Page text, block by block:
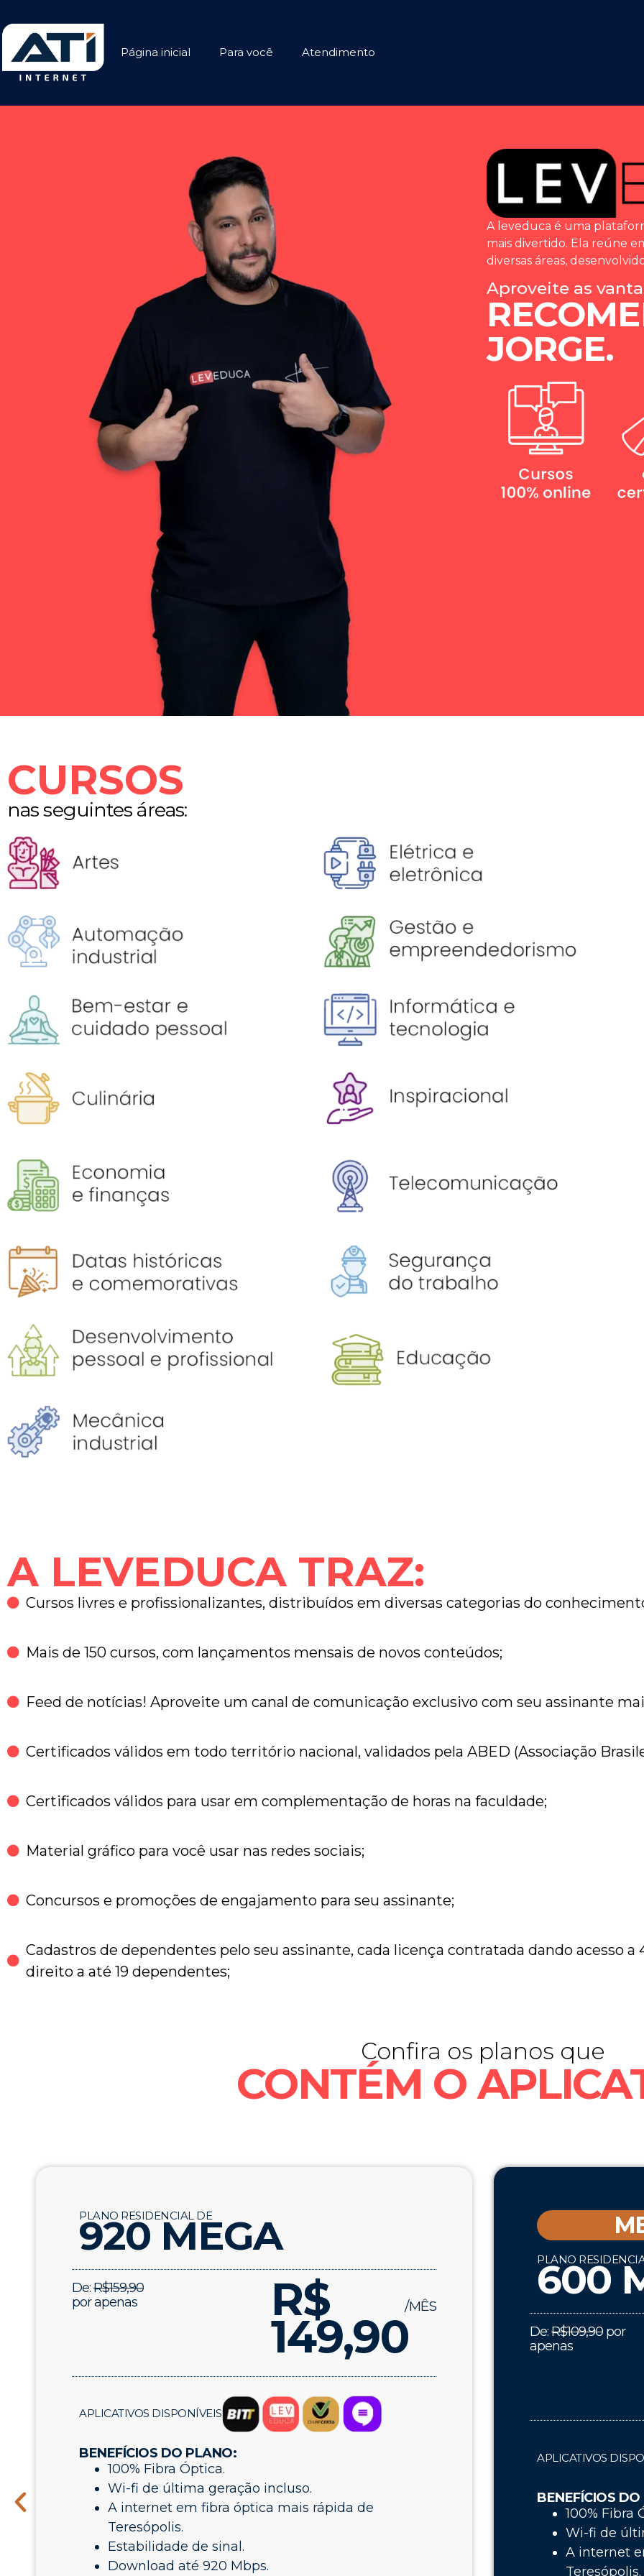
Página inicial Para você Atendimento
A leveduca é uma
mais divertido. Ela reúne
diversas áreas,
Aproveite as
JORGE.
CURSOS
nas seguintes áreas:
A LEVEDUCA TRAZ:
Cursos livres e profissionalizantes, distribuídos em diversas categorias do
Mais de 150 cursos, com lançamentos mensais de novos conteúdos;
Feed de notícias! Aproveite um canal de comunicação exclusivo com seu assinante
Certificados válidos em todo território nacional, validados pela ABED (Associação
Certificados válidos para usar em complementação de horas na faculdade;
Material gráfico para você usar nas redes sociais;
Concursos e promoções de engajamento para seu assinante;
Cadastros de dependentes pelo seu assinante, cada licença contratada dando acesso
direito a até 19 dependentes;
Confira os planos que
CONTÉM O
PLANO RESIDENCIAL DE
920 MEGA
De:R$159,90
por apenas
R$
149,90
/MÊS
APLICATIVOS DISPONÍVEIS
BENEFÍCIOS DO PLANO:
100% Fibra Óptica.
Wi-fi de última geração incluso.
A internet em fibra óptica mais rápida de
Teresópolis.
Estabilidade de sinal.
Download até 920 Mbps.
PLANO
600
De:R$109,90 por
apenas
APLICATIVOS
BENEFÍCIOS
100% Fibra
Wi-fi de
A internet
Teresópolis.